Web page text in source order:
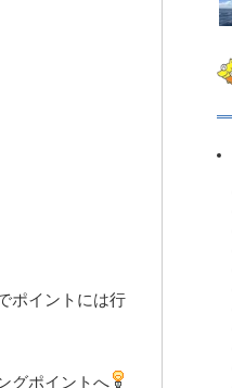
ポイントには行
グポイントへ